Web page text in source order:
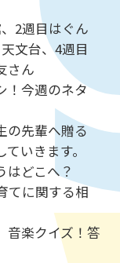
2週目はぐん
文台、4週目
さん
！今週のネタ
の先輩へ贈る
いきます。
どこへ？
てに関する相
楽クイズ！答